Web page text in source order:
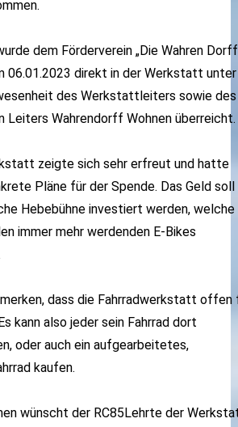
dem Förderverein „Die Wahren Dorff
06.01.2023 direkt in der Werkstatt unter
des Werkstattleiters sowie des
Leiters Wahrendorff Wohnen überreicht.
zeigte sich sehr erfreut und hatte
Pläne für der Spende. Das Geld soll
Hebebühne investiert werden, welche
immer mehr werdenden E-Bikes
dass die Fahrradwerkstatt offen
kann also jeder sein Fahrrad dort
oder auch ein aufgearbeitetes,
kaufen.
wünscht der RC85Lehrte der